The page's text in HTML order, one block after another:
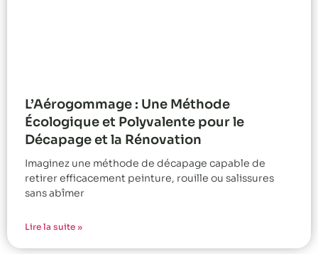
L’Aérogommage : Une Méthode
Écologique et Polyvalente pour le
Décapage et la Rénovation
Imaginez une méthode de décapage capable de
retirer efficacement peinture, rouille ou salissures
sans abîmer
Lire la suite »